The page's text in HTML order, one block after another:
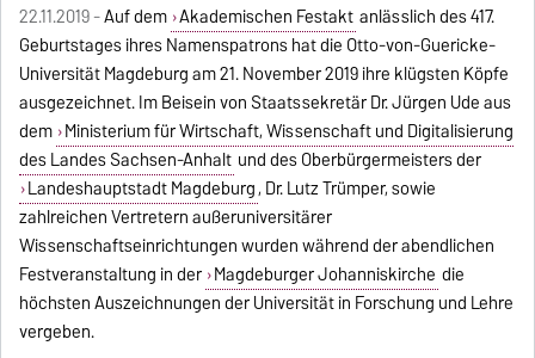
22.11.2019 -Auf dem Akademischen Festakt anlässlich des 417.
Geburtstages ihres Namenspatrons hat die Otto-von-Guericke-
Universität Magdeburg am 21. November 2019 ihre klügsten Köpfe
ausgezeichnet. Im Beisein von Staatssekretär Dr. Jürgen Ude aus
dem Ministerium für Wirtschaft, Wissenschaft und Digitalisierung
des Landes Sachsen-Anhalt und des Oberbürgermeisters der
Landeshauptstadt Magdeburg, Dr. Lutz Trümper, sowie
zahlreichen Vertretern außeruniversitärer
Wissenschaftseinrichtungen wurden während der abendlichen
Festveranstaltung in der Magdeburger Johanniskirche die
höchsten Auszeichnungen der Universität in Forschung und Lehre
vergeben.